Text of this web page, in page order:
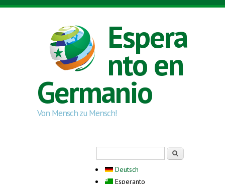
Skip to main content
Espera
nto en
Germanio
Von Mensch zu Mensch!
Deutsch
Esperanto